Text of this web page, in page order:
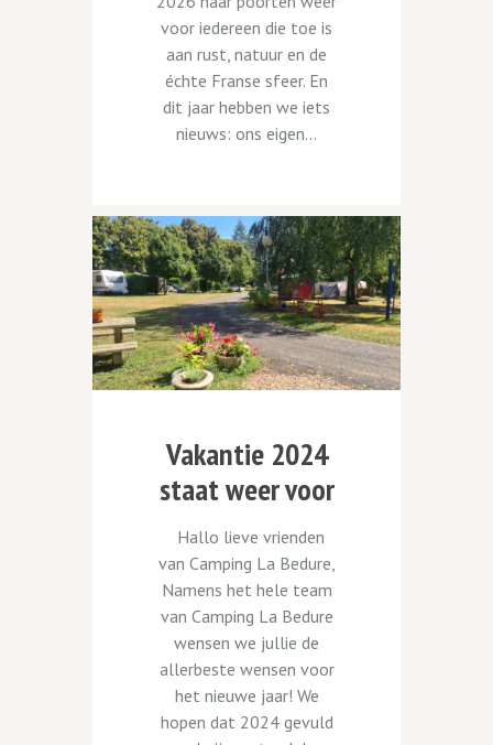
voor iedereen die toe is
aan rust, natuur en de
échte Franse sfeer. En
dit jaar hebben we iets
nieuws: ons eigen...
Vakantie 2024
staat weer voor
de deur!
Hallo lieve vrienden
van Camping La Bedure,
Namens het hele team
van Camping La Bedure
wensen we jullie de
allerbeste wensen voor
het nieuwe jaar! We
hopen dat 2024 gevuld